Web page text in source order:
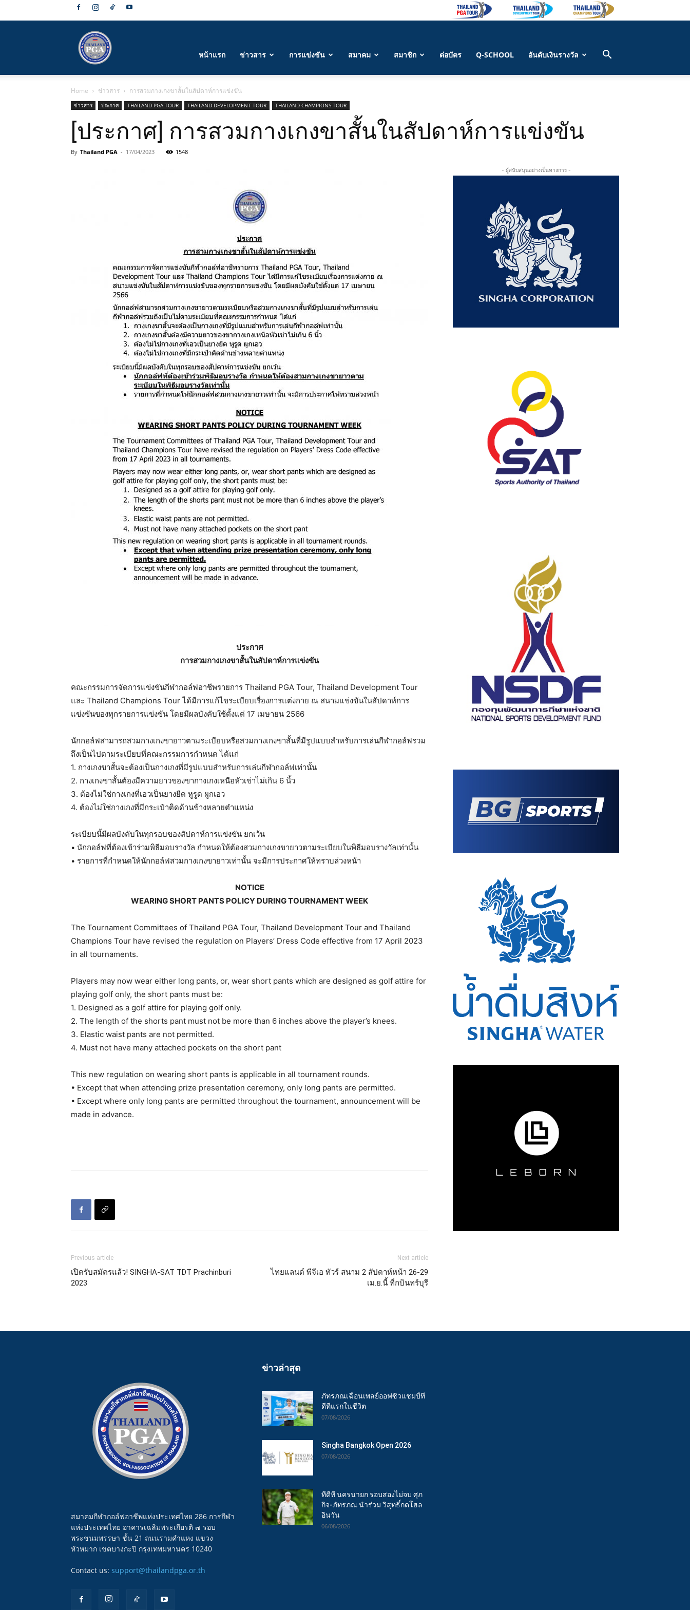
กีฬา
กอล์ฟ
แห่ง
ประเทศไทย
หน้าแรก ข่าวสาร การแข่งขัน สมาคม สมาชิก ต่อบัตร Q-SCHOOL อันดับเงินรางวัล
Home ข่าวสาร การสวมกางเกงขาสั้นในสัปดาห์การแข่งขัน
ข่าวสาร ประกาศ THAILAND PGA TOUR THAILAND DEVELOPMENT TOUR THAILAND CHAMPIONS TOUR
[ประกาศ] การสวมกางเกงขาสั้นในสัปดาห์การแข่งขัน
By Thailand PGA - 17/04/2023 1548
ประกาศ
การสวมกางเกงขาสั้นในสัปดาห์การแข่งขัน
คณะกรรมการจัดการแข่งขันกีฬากอล์ฟอาชีพรายการ Thailand PGA Tour, Thailand Development Tour
และ Thailand Champions Tour ได้มีการแก้ไขระเบียบเรื่องการแต่งกาย ณ สนามแข่งขันในสัปดาห์การ
แข่งขันของทุกรายการแข่งขัน โดยมีผลบังคับใช้ตั้งแต่ 17 เมษายน 2566
นักกอล์ฟสามารถสวมกางเกงขายาวตามระเบียบหรือสวมกางเกงขาสั้นที่มีรูปแบบสำหรับการเล่นกีฬากอล์ฟรวม
ถึงเป็นไปตามระเบียบที่คณะกรรมการกำหนด ได้แก่
1. กางเกงขาสั้นจะต้องเป็นกางเกงที่มีรูปแบบสำหรับการเล่นกีฬากอล์ฟเท่านั้น
2. กางเกงขาสั้นต้องมีความยาวของขากางเกงเหนือหัวเข่าไม่เกิน 6 นิ้ว
3. ต้องไม่ใช่กางเกงที่เอวเป็นยางยืด หูรูด ผูกเอว
4. ต้องไม่ใช่กางเกงที่มีกระเป๋าติดด้านข้างหลายตำแหน่ง
ระเบียบนี้มีผลบังคับในทุกรอบของสัปดาห์การแข่งขัน ยกเว้น
• นักกอล์ฟที่ต้องเข้าร่วมพิธีมอบรางวัล กำหนดให้ต้องสวมกางเกงขายาวตามระเบียบในพิธีมอบรางวัลเท่านั้น
• รายการที่กำหนดให้นักกอล์ฟสวมกางเกงขายาวเท่านั้น จะมีการประกาศให้ทราบล่วงหน้า
NOTICE
WEARING SHORT PANTS POLICY DURING TOURNAMENT WEEK
The Tournament Committees of Thailand PGA Tour, Thailand Development Tour and Thailand
Champions Tour have revised the regulation on Players’ Dress Code effective from 17 April 2023
in all tournaments.
Players may now wear either long pants, or, wear short pants which are designed as golf attire for
playing golf only, the short pants must be:
1. Designed as a golf attire for playing golf only.
2. The length of the shorts pant must not be more than 6 inches above the player’s knees.
3. Elastic waist pants are not permitted.
4. Must not have many attached pockets on the short pant
This new regulation on wearing short pants is applicable in all tournament rounds.
• Except that when attending prize presentation ceremony, only long pants are permitted.
• Except where only long pants are permitted throughout the tournament, announcement will be
made in advance.
Previous article
เปิดรับสมัครแล้ว! SINGHA-SAT TDT Prachinburi
2023
Next article
ไทยแลนด์ พีจีเอ ทัวร์ สนาม 2 สัปดาห์หน้า 26-29
เม.ย.นี้ ที่กบินทร์บุรี
- ผู้สนับสนุนอย่างเป็นทางการ -
สมาคมกีฬากอล์ฟอาชีพแห่งประเทศไทย 286 การกีฬา
แห่งประเทศไทย อาคารเฉลิมพระเกียรติ ๗ รอบ
พระชนมพรรษา ชั้น 21 ถนนรามคำแหง แขวง
หัวหมาก เขตบางกะปิ กรุงเทพมหานคร 10240
Contact us: support@thailandpga.or.th
ข่าวล่าสุด
ภัทรภณเฉือนเพลย์ออฟซิวแชมป์ที
ดีทีแรกในชีวิต
07/08/2026
Singha Bangkok Open 2026
07/08/2026
ทีดีที นครนายก รอบสองไม่จบ ศุภ
กิจ-ภัทรภณ นำร่วม วิสุทธิ์กดโฮล
อินวัน
06/08/2026